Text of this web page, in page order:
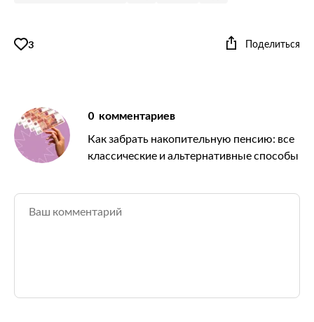
3 Поделиться
0 комментариев
Как забрать накопительную пенсию: все
классические и альтернативные способы